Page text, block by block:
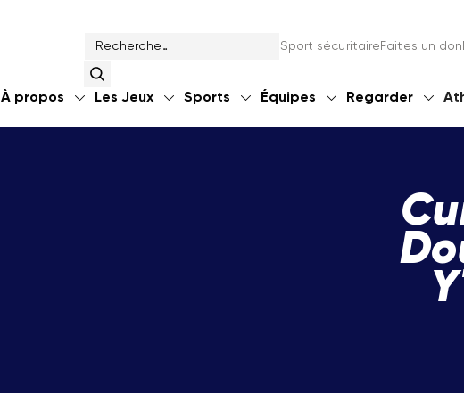
Sport sécuritaire Faites un don
À propos Les Jeux Sports Équipes Regarder